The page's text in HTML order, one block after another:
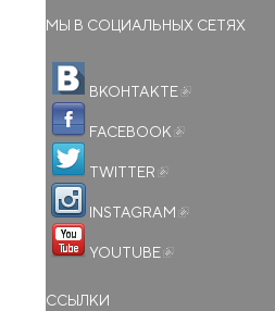
МЫ В СОЦИАЛЬНЫХ СЕТЯХ
ВКОНТАКТЕ
FACEBOOK
TWITTER
INSTAGRAM
YOUTUBE
ССЫЛКИ